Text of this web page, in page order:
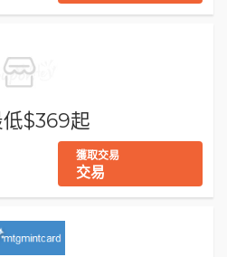
$369起
獲取交易
交易